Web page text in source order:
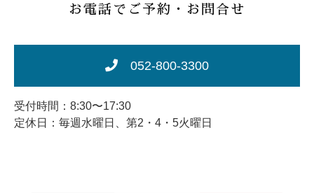
お電話でご予約・お問合せ
052-800-3300
受付時間：8:30〜17:30
定休日：毎週水曜日、第2・4・5火曜日